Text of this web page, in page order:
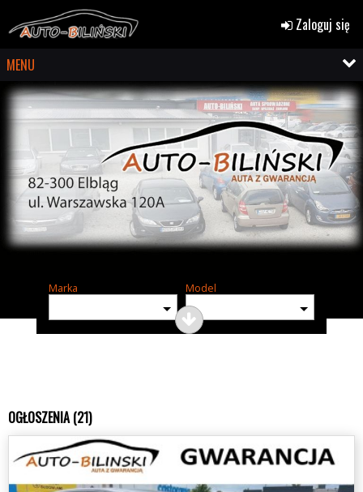
Zaloguj się
MENU
Marka Model
OGŁOSZENIA (21)